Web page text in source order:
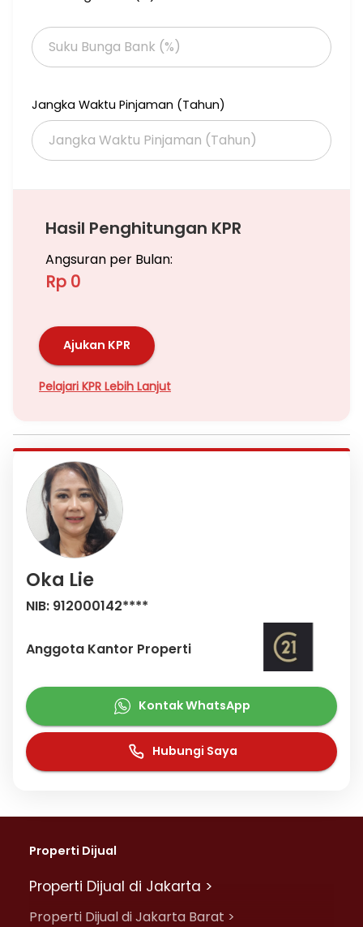
Jangka Waktu Pinjaman (Tahun)
Hasil Penghitungan KPR
Angsuran per Bulan:
Rp 0
Ajukan KPR
Pelajari KPR Lebih Lanjut
Oka Lie
NIB: 912000142****
Anggota Kantor Properti
Kontak WhatsApp
Hubungi Saya
Properti Dijual
Properti Dijual di Jakarta >
Properti Dijual di Jakarta Barat >